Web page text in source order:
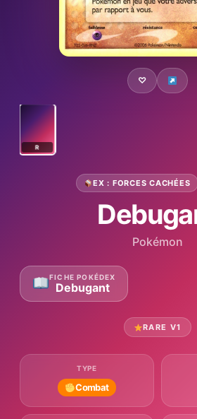
♡
R
EX : FORCES CACHÉES
Pokémon
FICHE POKÉDEX
Debugant
RARE V1
TYPE
Combat